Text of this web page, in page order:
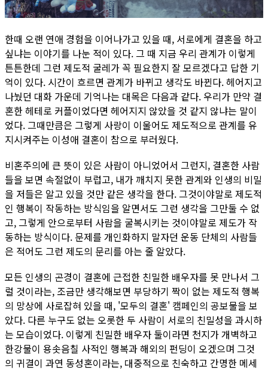
한때 오랜 연애 경험을 이어나가고 있을 때, 서로에게 결혼을 하고
싶냐는 이야기를 나눈 적이 있다. 그 때 지금 우리 관계가 이렇게
튼튼한데 그런 제도적 굴레가 꼭 필요한지 잘 모르겠다고 답한 기
억이 있다. 시간이 흐르면 관계가 바뀌고 생각도 바뀐다. 헤어지고
나눴던 대화 가운데 기억나는 대목은 다음과 같다. 우리가 만약 결
혼한 헤테로 커플이었다면 헤어지지 않았을 것 같지 않냐는 말이
었다. 그때만큼은 그렇게 사랑이 이울어도 제도적으로 관계를 유
지시켜주는 이성애 결혼이 참으로 부러웠다.
비혼주의에 큰 뜻이 있은 사람이 아니었어서 그런지, 결혼한 사람
들을 보면 속절없이 부럽고, 내가 깨치지 못한 관계와 인생의 비밀
을 저들은 알고 있을 것만 같은 생각을 한다. 그것이야말로 제도적
인 행복이 작동하는 방식임을 알면서도 그런 생각을 그만둘 수 없
고, 그렇게 안으로부터 사람을 굴복시키는 것이야말로 제도가 작
동하는 방식이다. 문제를 개인화하지 말자던 운동 단체의 사람들
은 적어도 그런 제도의 문리를 아는 줄 알았다.
모든 인생의 곤경이 결혼에 근접한 친밀한 배우자를 못 만나서 그
럴 것이라는, 조금만 생각해보면 부당하기 짝이 없는 제도적 행복
의 망상에 사로잡혀 있을 때, '모두의 결혼' 캠페인의 공보물을 보
았다. 다른 누구도 없는 오롯한 두 사람이 서로의 친밀성을 과시하
는 모습이었다. 이렇게 친밀한 배우자 둘이라면 천지가 개벽하고
한강물이 용솟음칠 사적인 행복과 해외의 펀딩이 오겠으며 그것
의 귀결이 과연 동성혼이라는, 대중적으로 친숙하고 간명한 메세